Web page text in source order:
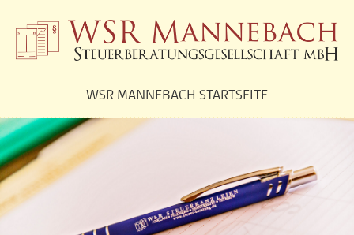
WSR MANNEBACH STARTSEITE